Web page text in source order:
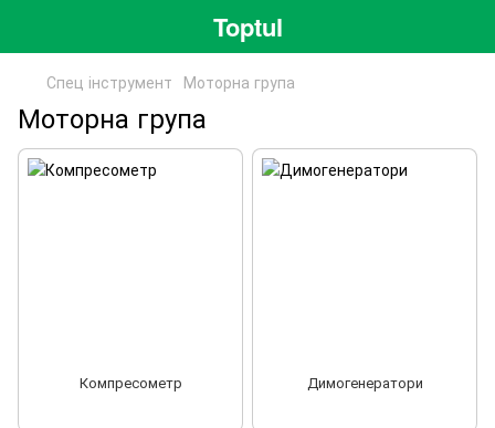
Toptul
Спец інструмент Моторна група
Моторна група
Компресометр Димогенератори